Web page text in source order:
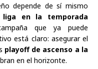
depende de sí mismo
liga en la temporada
que ya puede
está claro: asegurar el
playoff de ascenso a la
en el horizonte.